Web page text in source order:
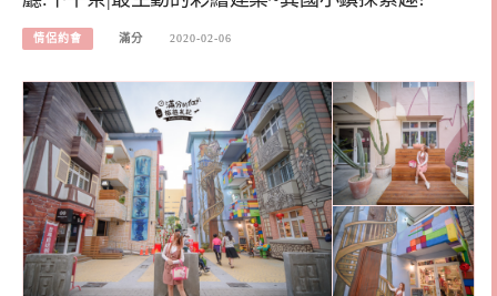
情侶約會 滿分 2020-02-06